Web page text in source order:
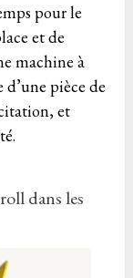
pour le
et de
machine à
d’une pièce de
et
dans les